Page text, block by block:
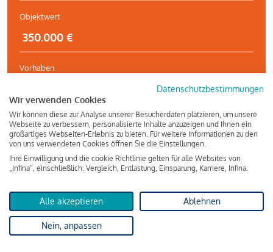
Objektwert
Vorhaben
Immobilienart
Jetzt vergleichen!
Datenschutzbestimmungen
Wir verwenden Cookies
Wir können diese zur Analyse unserer Besucherdaten platzieren, um unsere
Webseite zu verbessern, personalisierte Inhalte anzuzeigen und Ihnen ein
großartiges Webseiten-Erlebnis zu bieten. Für weitere Informationen zu den
von uns verwendeten Cookies öffnen Sie die Einstellungen.
Ihre Einwilligung und die cookie Richtlinie gelten für alle Websites von
„Infina“, einschließlich: Vergleich, Entlastung, Einsparung, Karriere, Infina.
Alle akzeptieren Ablehnen
Nein, anpassen